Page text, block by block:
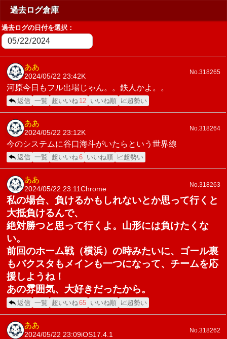
過去ログ倉庫
過去ログの日付を選択：
ああ
2024/05/22 23:42 K
No.318265
河原今日もフル出場じゃん。。鉄人かよ。。
返信 一覧 超いいね 12 いいね順 📈超勢い
ああ
2024/05/22 23:12 K
No.318264
今のシステムに谷口海斗がいたらという世界線
返信 一覧 超いいね6 いいね順 📈超勢い
ああ
2024/05/22 23:11Chrome
No.318263
私の場合、負けるかもしれないとか思って行くと
大抵負けるんで、
絶対勝つと思って行くよ。山形には負けたくな
い。
前回のホーム戦（横浜）の時みたいに、ゴール裏
もバクスタもメインも一つになって、チームを応
援しようね！
あの雰囲気、大好きだったから。
返信 一覧 超いいね65 いいね順 📈超勢い
ああ
2024/05/22 23:09iOS17.4.1
No.318262